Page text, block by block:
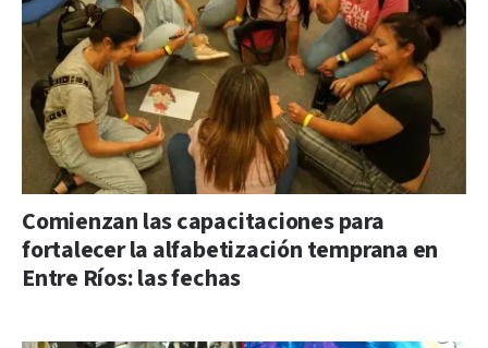
Comienzan las capacitaciones para
fortalecer la alfabetización temprana en
Entre Ríos: las fechas